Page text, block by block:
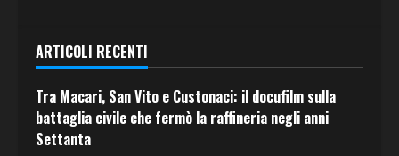
ARTICOLI RECENTI
Tra Macari, San Vito e Custonaci: il docufilm sulla
battaglia civile che fermò la raffineria negli anni
Settanta